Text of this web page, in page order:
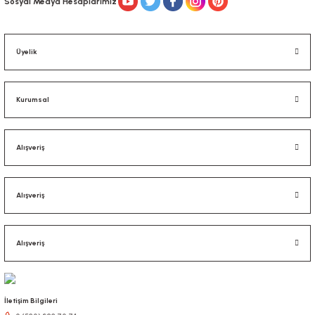
Üyelik
Kurumsal
Alışveriş
Alışveriş
Alışveriş
İletişim Bilgileri